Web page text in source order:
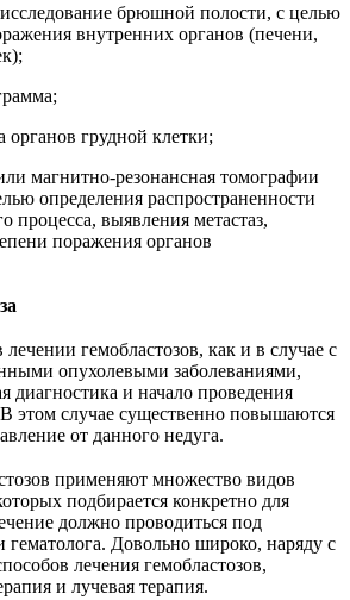
исследование брюшной полости, с целью
внутренних органов (печени,
органов грудной клетки;
магнитно-резонансная томографии
определения распространенности
процесса, выявления метастаз,
поражения органов
гемобластозов, как и в случае с
опухолевыми заболеваниями,
диагностика и начало проведения
этом случае существенно повышаются
от данного недуга.
применяют множество видов
подбирается конкретно для
должно проводиться под
гематолога. Довольно широко, наряду с
лечения гемобластозов,
и лучевая терапия.